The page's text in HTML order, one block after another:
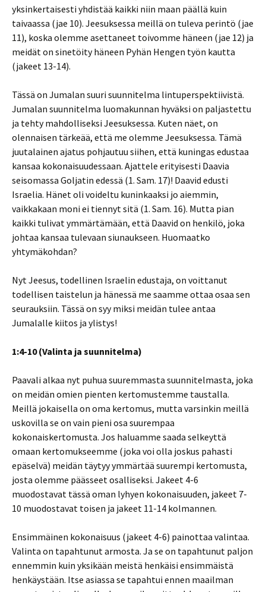
yksinkertaisesti yhdistää kaikki niin maan päällä kuin
taivaassa (jae 10). Jeesuksessa meillä on tuleva perintö (jae
11), koska olemme asettaneet toivomme häneen (jae 12) ja
meidät on sinetöity häneen Pyhän Hengen työn kautta
(jakeet 13-14).
Tässä on Jumalan suuri suunnitelma lintuperspektiivistä.
Jumalan suunnitelma luomakunnan hyväksi on paljastettu
ja tehty mahdolliseksi Jeesuksessa. Kuten näet, on
olennaisen tärkeää, että me olemme Jeesuksessa. Tämä
juutalainen ajatus pohjautuu siihen, että kuningas edustaa
kansaa kokonaisuudessaan. Ajattele erityisesti Daavia
seisomassa Goljatin edessä (1. Sam. 17)! Daavid edusti
Israelia. Hänet oli voideltu kuninkaaksi jo aiemmin,
vaikkakaan moni ei tiennyt sitä (1. Sam. 16). Mutta pian
kaikki tulivat ymmärtämään, että Daavid on henkilö, joka
johtaa kansaa tulevaan siunaukseen. Huomaatko
yhtymäkohdan?
Nyt Jeesus, todellinen Israelin edustaja, on voittanut
todellisen taistelun ja hänessä me saamme ottaa osaa sen
seurauksiin. Tässä on syy miksi meidän tulee antaa
Jumalalle kiitos ja ylistys!
1:4-10 (Valinta ja suunnitelma)
Paavali alkaa nyt puhua suuremmasta suunnitelmasta, joka
on meidän omien pienten kertomustemme taustalla.
Meillä jokaisella on oma kertomus, mutta varsinkin meillä
uskovilla se on vain pieni osa suurempaa
kokonaiskertomusta. Jos haluamme saada selkeyttä
omaan kertomukseemme (joka voi olla joskus pahasti
epäselvä) meidän täytyy ymmärtää suurempi kertomusta,
josta olemme päässeet osalliseksi. Jakeet 4-6
muodostavat tässä oman lyhyen kokonaisuuden, jakeet 7-
10 muodostavat toisen ja jakeet 11-14 kolmannen.
Ensimmäinen kokonaisuus (jakeet 4-6) painottaa valintaa.
Valinta on tapahtunut armosta. Ja se on tapahtunut paljon
ennemmin kuin yksikään meistä henkäisi ensimmäistä
henkäystään. Itse asiassa se tapahtui ennen maailman